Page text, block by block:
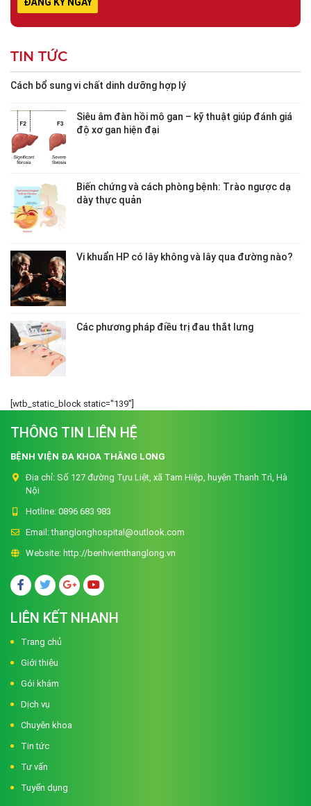
TIN TỨC
Cách bổ sung vi chất dinh dưỡng hợp lý
Siêu âm đàn hồi mô gan – kỹ thuật giúp đánh giá
độ xơ gan hiện đại
Biến chứng và cách phòng bệnh: Trào ngược dạ
dày thực quản
Vi khuẩn HP có lây không và lây qua đường nào?
Các phương pháp điều trị đau thắt lưng
[wtb_static_block static="139"]
THÔNG TIN LIÊN HỆ
BỆNH VIỆN ĐA KHOA THĂNG LONG
Địa chỉ: Số 127 đường Tựu Liệt, xã Tam Hiệp, huyện Thanh Trì, Hà
Nội
Hotline: 0896 683 983
Email:thanglonghospital@outlook.com
Website: http://benhvienthanglong.vn
LIÊN KẾT NHANH
Trang chủ
Giới thiệu
Gói khám
Dịch vụ
Chuyên khoa
Tin tức
Tư vấn
Tuyển dụng